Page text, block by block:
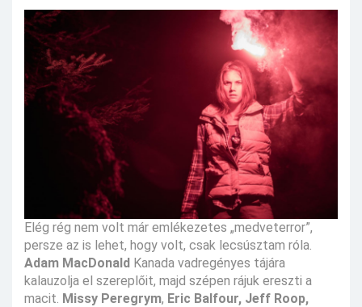
Elég rég nem volt már emlékezetes „medveterror”,
persze az is lehet, hogy volt, csak lecsúsztam róla.
Adam MacDonald Kanada vadregényes tájára
kalauzolja el szereplőit, majd szépen rájuk ereszti a
macit. Missy Peregrym, Eric Balfour, Jeff Roop,